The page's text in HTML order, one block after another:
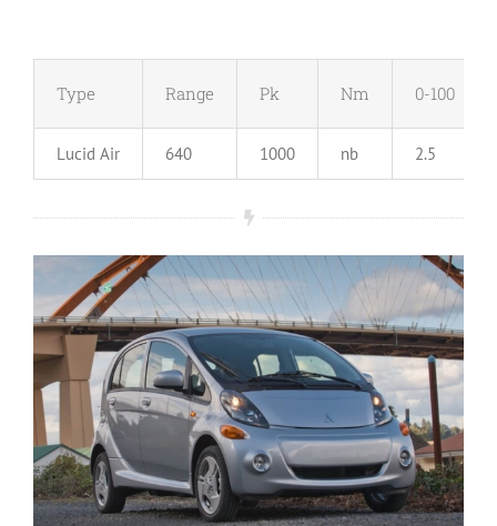
Type Range Pk Nm 0-100
Lucid Air 640 1000 nb 2.5